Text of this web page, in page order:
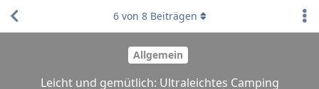
Allgemein
Leicht und gemütlich: Ultraleichtes Camping
6von 8Beiträgen